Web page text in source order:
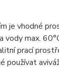
je vhodné
vody max.
prací
používat